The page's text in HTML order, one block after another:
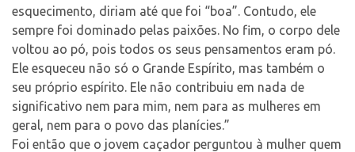
esquecimento, diriam até que foi “boa”. Contudo, ele
sempre foi dominado pelas paixões. No fim, o corpo dele
voltou ao pó, pois todos os seus pensamentos eram pó.
Ele esqueceu não só o Grande Espírito, mas também o
seu próprio espírito. Ele não contribuiu em nada de
significativo nem para mim, nem para as mulheres em
geral, nem para o povo das planícies.”
Foi então que o jovem caçador perguntou à mulher quem